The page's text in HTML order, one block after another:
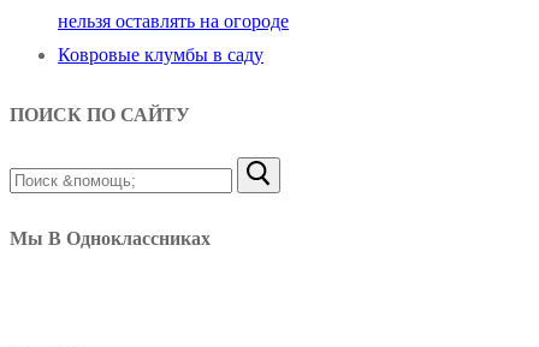
нельзя оставлять на огороде
Ковровые клумбы в саду
ПОИСК ПО САЙТУ
Найти:
Мы В Одноклассниках